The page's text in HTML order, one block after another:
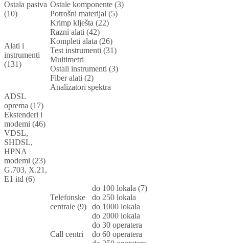
Ostala pasiva
(10)
Ostale komponente (3)
Potrošni materijal (5)
Alati i
instrumenti
(131)
Krimp klješta (22)
Razni alati (42)
Kompleti alata (26)
Test instrumenti (31)
Multimetri
Ostali instrumenti (3)
Fiber alati (2)
Analizatori spektra
ADSL
oprema (17)
Ekstenderi i
modemi (46)
VDSL,
SHDSL,
HPNA
modemi (23)
G.703, X.21,
E1 itd (6)
Telefonske
centrale (9)
do 100 lokala (7)
do 250 lokala
do 1000 lokala
do 2000 lokala
Call centri
do 30 operatera
do 60 operatera